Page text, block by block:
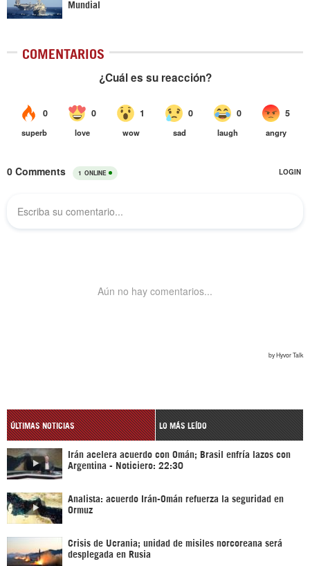
Mundial
COMENTARIOS
ÚLTIMAS NOTICIAS LO MÁS LEÍDO
Irán acelera acuerdo con Omán; Brasil enfría lazos con
Argentina - Noticiero: 22:30
Analista: acuerdo Irán-Omán refuerza la seguridad en
Ormuz
Crisis de Ucrania; unidad de misiles norcoreana será
desplegada en Rusia